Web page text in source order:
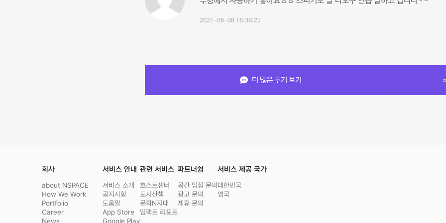
2021-06-08 16:38:22
더 많은 후기 보기
회사
about NSPACE
How We Work
Portfolio
Career
News
서비스 안내
서비스 소개
공지사항
도움말
App Store
Google Play
관련 서비스
호스트센터
도시산책
문화N지대
임팩트 리포트
파트너쉽
공간 입점 문의
광고 문의
제휴 문의
서비스 제공 국가
대한민국
영국